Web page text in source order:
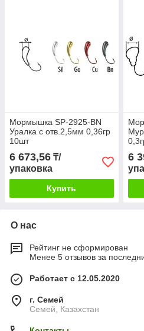
Мормышка SP-2925-BN
Уралка с отв.2,5мм 0,36гр
10шт
6 673,56 ₸/
упаковка
Купить
6
О нас
Рейтинг не сформирован
Менее 5 отзывов за
Работает с 12.05.2020
г. Семей
Семей, Казахстан